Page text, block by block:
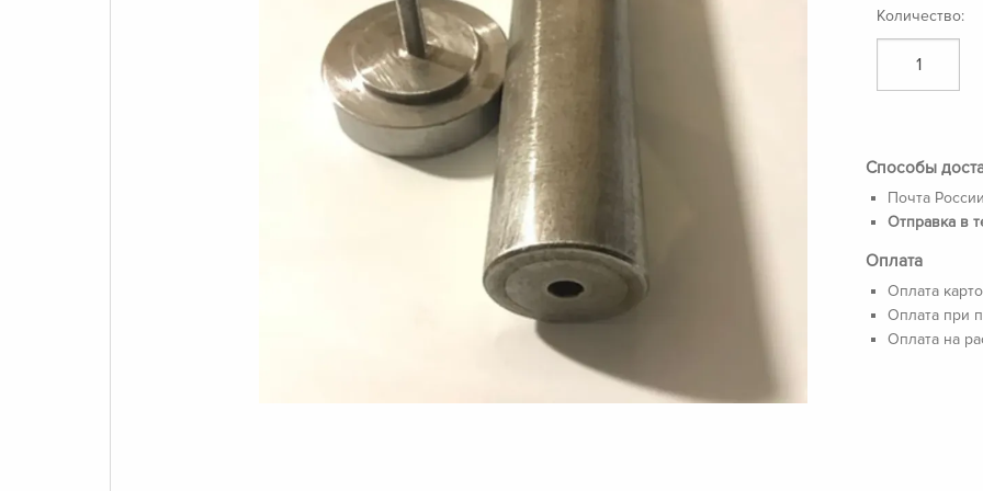
Количество:
Способы
Почта
Отправка в
Оплата
Оплата
Оплата при
Оплата на